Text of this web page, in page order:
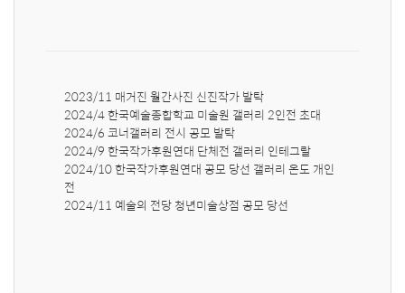
2023/11 매거진 월간사진 신진작가 발탁
2024/4 한국예술종합학교 미술원 갤러리 2인전 초대
2024/6 코너갤러리 전시 공모 발탁
2024/9 한국작가후원연대 단체전 갤러리 인테그랄
2024/10 한국작가후원연대 공모 당선 갤러리 온도 개인
전
2024/11 예술의 전당 청년미술상점 공모 당선